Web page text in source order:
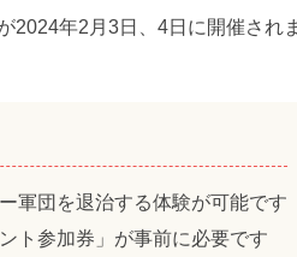
2024年2月3日、4日に開催されま
軍団を退治する体験が可能です
ト参加券」が事前に必要です